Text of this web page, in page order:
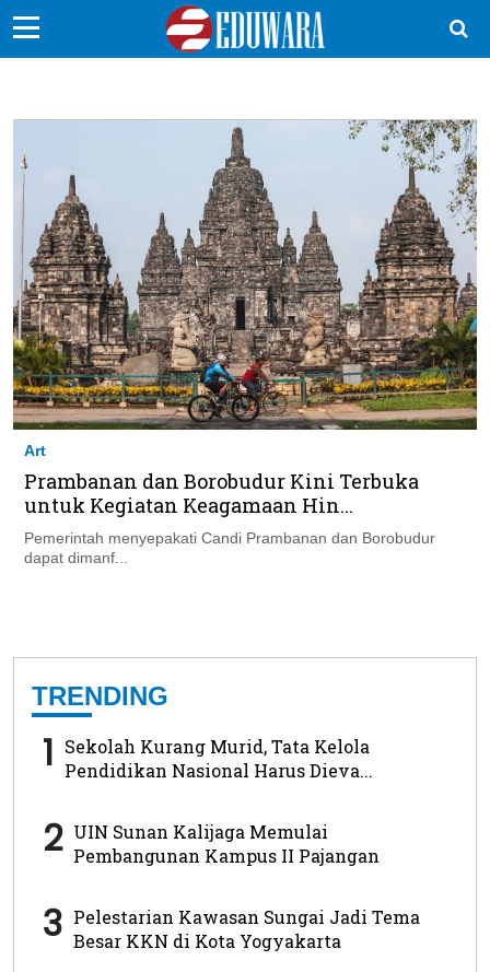
Vokasi
Kampus
Idea
Sains
EduDana
Ikuti Kami di:
Art
Prambanan dan Borobudur Kini Terbuka
untuk Kegiatan Keagamaan Hin...
Pemerintah menyepakati Candi Prambanan dan Borobudur
dapat dimanf...
TRENDING
1 Sekolah Kurang Murid, Tata Kelola
Pendidikan Nasional Harus Dieva...
2 UIN Sunan Kalijaga Memulai
Pembangunan Kampus II Pajangan
3 Pelestarian Kawasan Sungai Jadi Tema
Besar KKN di Kota Yogyakarta